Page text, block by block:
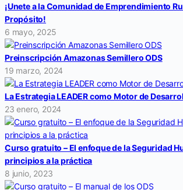
¡Unete a la Comunidad de Emprendimiento
Propósito!
6 mayo, 2025
Preinscripción Amazonas Semillero ODS
19 marzo, 2024
La Estrategia LEADER como Motor de
23 enero, 2024
Curso gratuito – El enfoque de la Seguridad
principios a la práctica
8 junio, 2023